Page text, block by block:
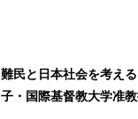
難民と日本社会を考え
子・国際基督教大学准